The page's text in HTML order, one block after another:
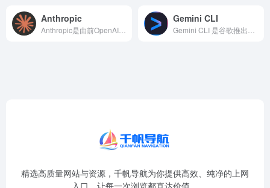
Anthropic Gemini CLI
精选高质量网站与资源，千帆导航为你提供高效、纯净的上网
入口，让每一次浏览都直达价值。